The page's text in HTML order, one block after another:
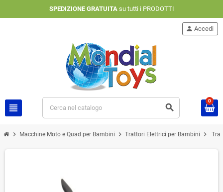
SPEDIZIONE GRATUITAsu tutti i PRODOTTI
view_headline search
person Accedi
0
chevron_right Macchine Moto e Quad per Bambini chevron_right Trattori Elettrici per Bambini chevron_right